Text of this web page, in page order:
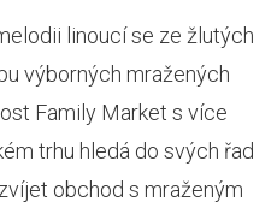
linoucí se ze žlutých
výborných mražených
Family Market s více
trhu hledá do svých řad
obchod s mraženým